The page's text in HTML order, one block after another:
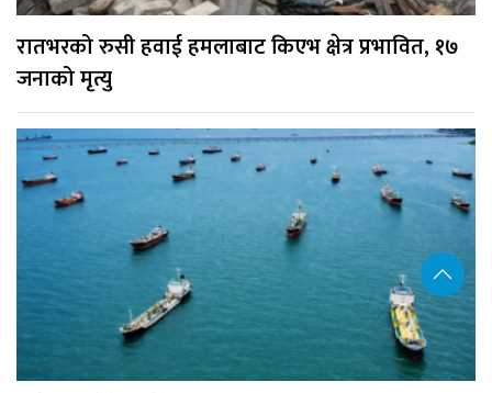
रातभरको रुसी हवाई हमलाबाट किएभ क्षेत्र प्रभावित, १७
जनाको मृत्यु